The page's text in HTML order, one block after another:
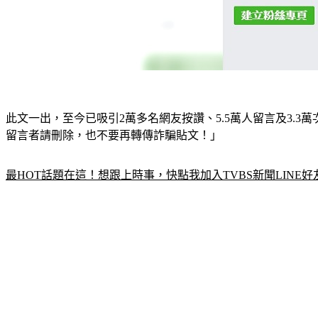
此文一出，至今已吸引2萬多名網友按讚、5.5萬人留言及3.3
留言者請刪除，也不要再轉傳詐騙貼文！」
最HOT話題在這！想跟上時事，快點我加入TVBS新聞LINE好